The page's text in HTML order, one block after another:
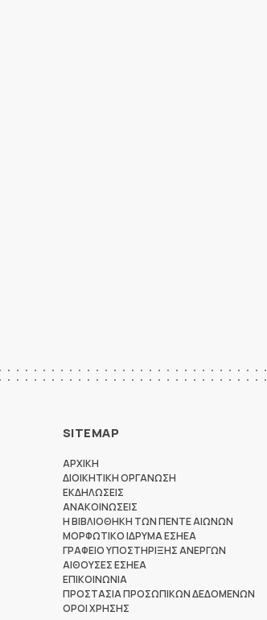
SITEMAP
ΑΡΧΙΚΗ
ΔΙΟΙΚΗΤΙΚΗ ΟΡΓΑΝΩΣΗ
ΕΚΔΗΛΩΣΕΙΣ
ΑΝΑΚΟΙΝΩΣΕΙΣ
Η ΒΙΒΛΙΟΘΗΚΗ ΤΩΝ ΠΕΝΤΕ ΑΙΩΝΩΝ
ΜΟΡΦΩΤΙΚΟ ΙΔΡΥΜΑ ΕΣΗΕΑ
ΓΡΑΦΕΙΟ ΥΠΟΣΤΗΡΙΞΗΣ ΑΝΕΡΓΩΝ
ΑΙΘΟΥΣΕΣ ΕΣΗΕΑ
ΕΠΙΚΟΙΝΩΝΙΑ
ΠΡΟΣΤΑΣΙΑ ΠΡΟΣΩΠΙΚΩΝ ΔΕΔΟΜΕΝΩΝ
ΟΡΟΙ ΧΡΗΣΗΣ